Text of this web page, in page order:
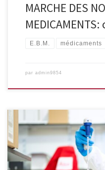
MARCHE DES
E.B.M. médicaments
par admin9854
C’est ce qui ressort d’un
avec Kom op tegen Kanker,